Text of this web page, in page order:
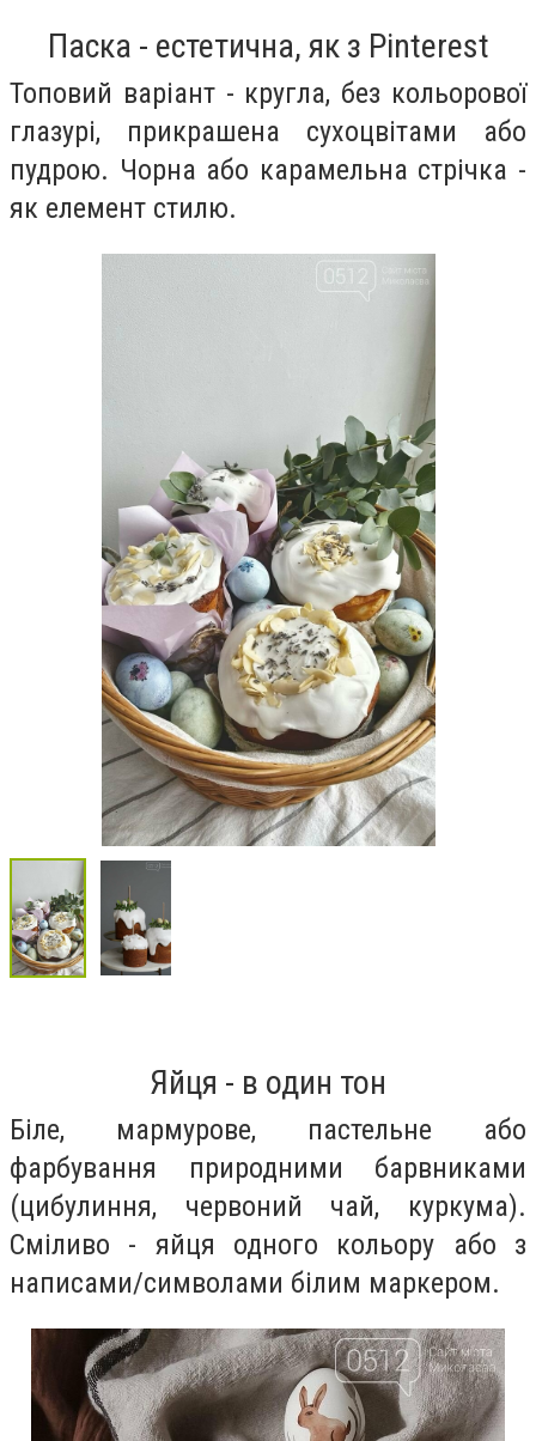
Паска - естетична, як з Pinterest
Топовий варіант - кругла, без кольорової
глазурі, прикрашена сухоцвітами або
пудрою. Чорна або карамельна стрічка -
як елемент стилю.
Яйця - в один тон
Біле, мармурове, пастельне або
фарбування природними барвниками
(цибулиння, червоний чай, куркума).
Сміливо - яйця одного кольору або з
написами/символами білим маркером.